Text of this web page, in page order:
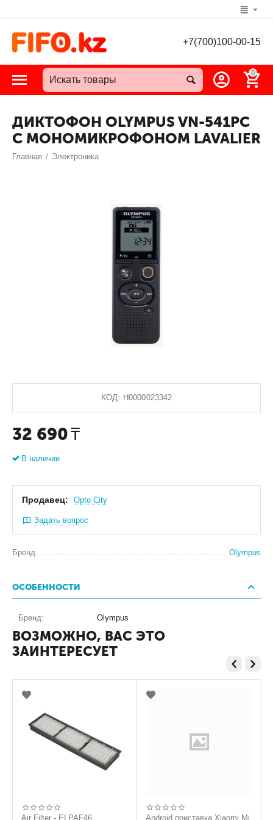
+7(700)100-00-15
0
ДИКТОФОН OLYMPUS VN-541PC
С МОНОМИКРОФОНОМ LAVALIER
Главная / Электроника
КОД: Н0000023342
32 690 ₸
В наличии
Продавец: Оpto City
Задать вопрос
Бренд Olympus
ОСОБЕННОСТИ
Бренд: Olympus
ВОЗМОЖНО, ВАС ЭТО
ЗАИНТЕРЕСУЕТ
Air Filter - ELPAF46 Android приставка Xiaomi Mi